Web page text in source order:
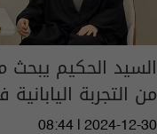
السيد الحكيم يبحث
من التجربة
08:44 | 2024-12-30